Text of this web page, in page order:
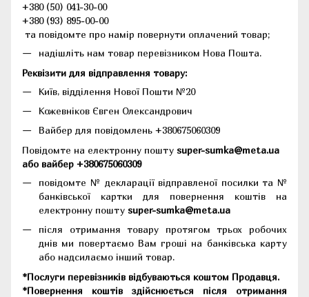
+380 (50) 041-30-00
+380 (93) 895-00-00
та повідомте про намір повернути оплачений товар;
надішліть нам товар перевізником Нова Пошта.
Реквізити для відправлення товару:
Київ, відділення Нової Пошти №20
Кожевніков Євген Олександрович
Вайбер для повідомлень +380675060309
Повідомте на електронну пошту super-sumka@meta.ua
або вайбер +380675060309
повідомте № декларації відправленої посилки та №
банківської картки для повернення коштів на
електронну пошту super-sumka@meta.ua
після отримання товару протягом трьох робочих
днів ми повертаємо Вам гроші на банківська карту
або надсилаємо інший товар.
*Послуги перевізників відбуваються коштом Продавця.
*Повернення коштів здійснюється після отримання